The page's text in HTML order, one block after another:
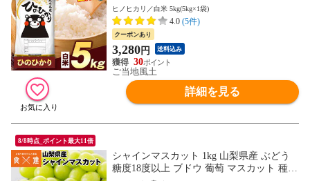
5kg 10kg 20kg 単一原料米 ひのひかり コメ
精米 備蓄米 ではありません《7-14営業日
以内に発送予定(土日祝日除く)》---d2_hino
r7_wx_25_4480_5kg---
ヒノヒカリ／白米 5kg(5kg×1袋)
4.0 (5件)
クーポンあり
3,280円 送料込み
30
ご当地風土
詳細を見る
8/8時点_ポイント最大11倍
シャインマスカット 1kg 山梨県産 ぶどう
糖度18度以上 ブドウ 葡萄 マスカット 種無